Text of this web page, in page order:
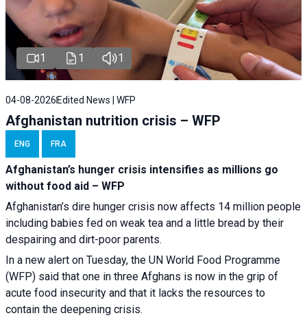
1 1 1
04-08-2026 Edited News | WFP
Afghanistan nutrition crisis – WFP
ENG FRA
Afghanistan’s hunger crisis intensifies as millions go
without food aid – WFP
Afghanistan’s dire hunger crisis now affects 14 million people
including babies fed on weak tea and a little bread by their
despairing and dirt-poor parents.
In a new alert on Tuesday, the UN World Food Programme
(WFP) said that one in three Afghans is now in the grip of
acute food insecurity and that it lacks the resources to
contain the deepening crisis.